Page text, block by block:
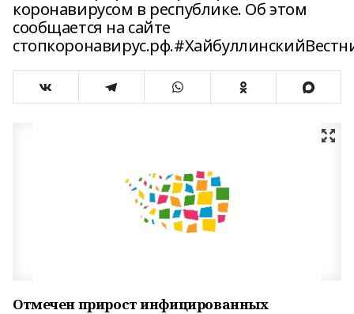
коронавирусом в республике. Об этом
сообщается на сайте
Отмечен прирост инфицированных